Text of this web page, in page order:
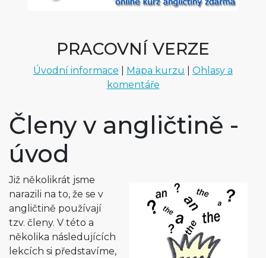
PRACOVNÍ VERZE
Úvodní informace Mapa kurzu
Ohlasy a
komentáře
Členy v angličtině -
úvod
Již několikrát jsme
narazili na to, že se v
angličtině používají
tzv. členy. V této a
několika následujících
lekcích si představíme,